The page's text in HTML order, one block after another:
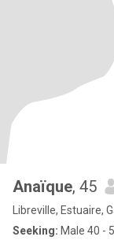
Anaïque, 45
Libreville, Estuaire,
Seeking: Male 40 -